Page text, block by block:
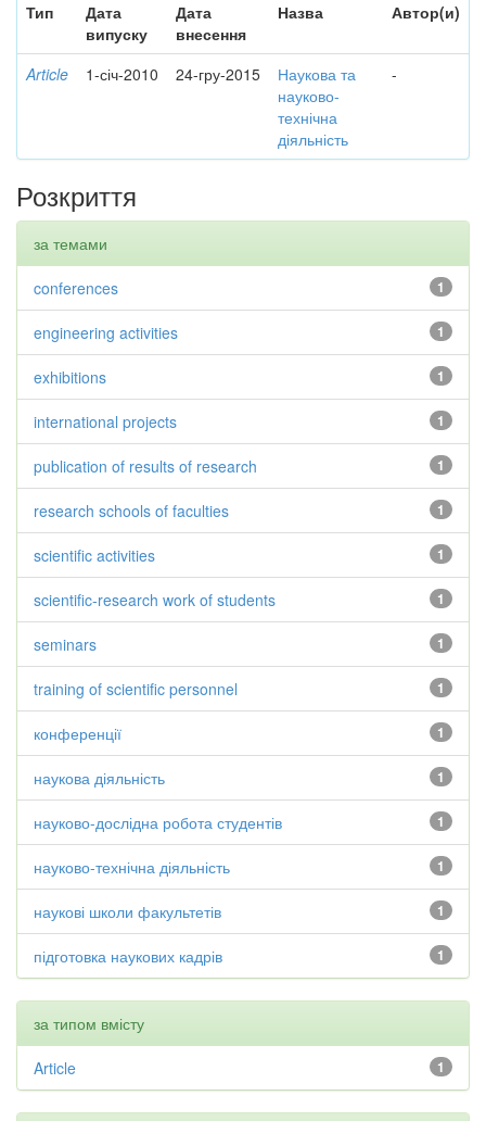
Тип
Дата
випуску
Дата
внесення
Назва Автор(и)
Article 1-січ-2010 24-гру-2015
Наукова та
науково-
технічна
діяльність
-
Розкриття
за темами
1
conferences
1
engineering activities
1
exhibitions
1
international projects
1
publication of results of research
1
research schools of faculties
1
scientific activities
1
scientific-research work of students
1
seminars
1
training of scientific personnel
1
конференції
1
наукова діяльність
1
науково-дослідна робота студентів
1
науково-технічна діяльність
1
наукові школи факультетів
1
підготовка наукових кадрів
за типом вмісту
1
Article